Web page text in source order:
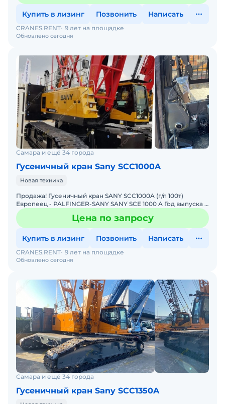
Купить в лизинг Позвонить Написать
Обновлено сегодня
CRANES.RENT 9 лет на площадке
Самара и ещё 34 города
Гусеничный кран Sany SCC1000A
Новая техника
Продажа! Гусеничный кран SANY SCC1000A (г/п 100т)
Европеец - PALFINGER-SANY SANY SCE 1000 A Год выпуска -
Цена по запросу
Купить в лизинг Позвонить Написать
Обновлено сегодня
CRANES.RENT 9 лет на площадке
Самара и ещё 34 города
Гусеничный кран Sany SCC1350A